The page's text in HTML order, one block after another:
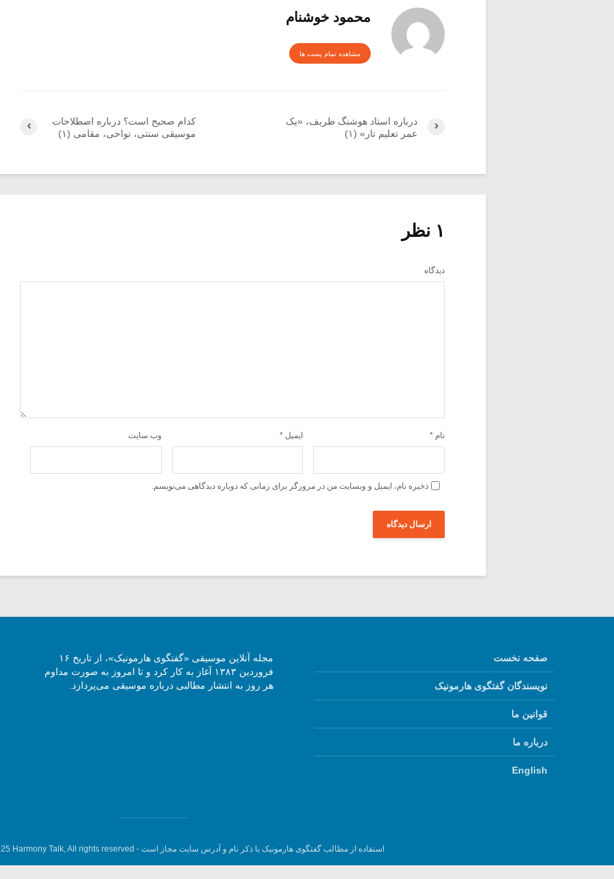
محمود خوشنام
مشاهده تمام پست ها
کدام صحیح است؟ درباره اصطلاحات
موسیقی سنتی، نواحی، مقامی (۱)
درباره استاد هوشنگ ظریف، «یک
عمر تعلیم تار» (۱)
۱ نظر
دیدگاه
نام * ایمیل * وب‌ سایت
ذخیره نام، ایمیل و وبسایت من در مرورگر برای زمانی که دوباره دیدگاهی می‌نویسم.
صفحه نخست
نویسندگان گفتگوی هارمونیک
قوانین ما
درباره ما
English
مجله آنلاین موسیقی «گفتگوی هارمونیک»، از تاریخ ۱۶
فروردین ۱۳۸۳ آغاز به کار کرد و تا امروز به صورت مداوم
هر روز به انتشار مطالبی درباره موسیقی می‌پردازد.
استفاده از مطالب گفتگوی هارمونیک با ذکر نام و آدرس سایت مجاز است - Harmony Talk, All rights reserved.